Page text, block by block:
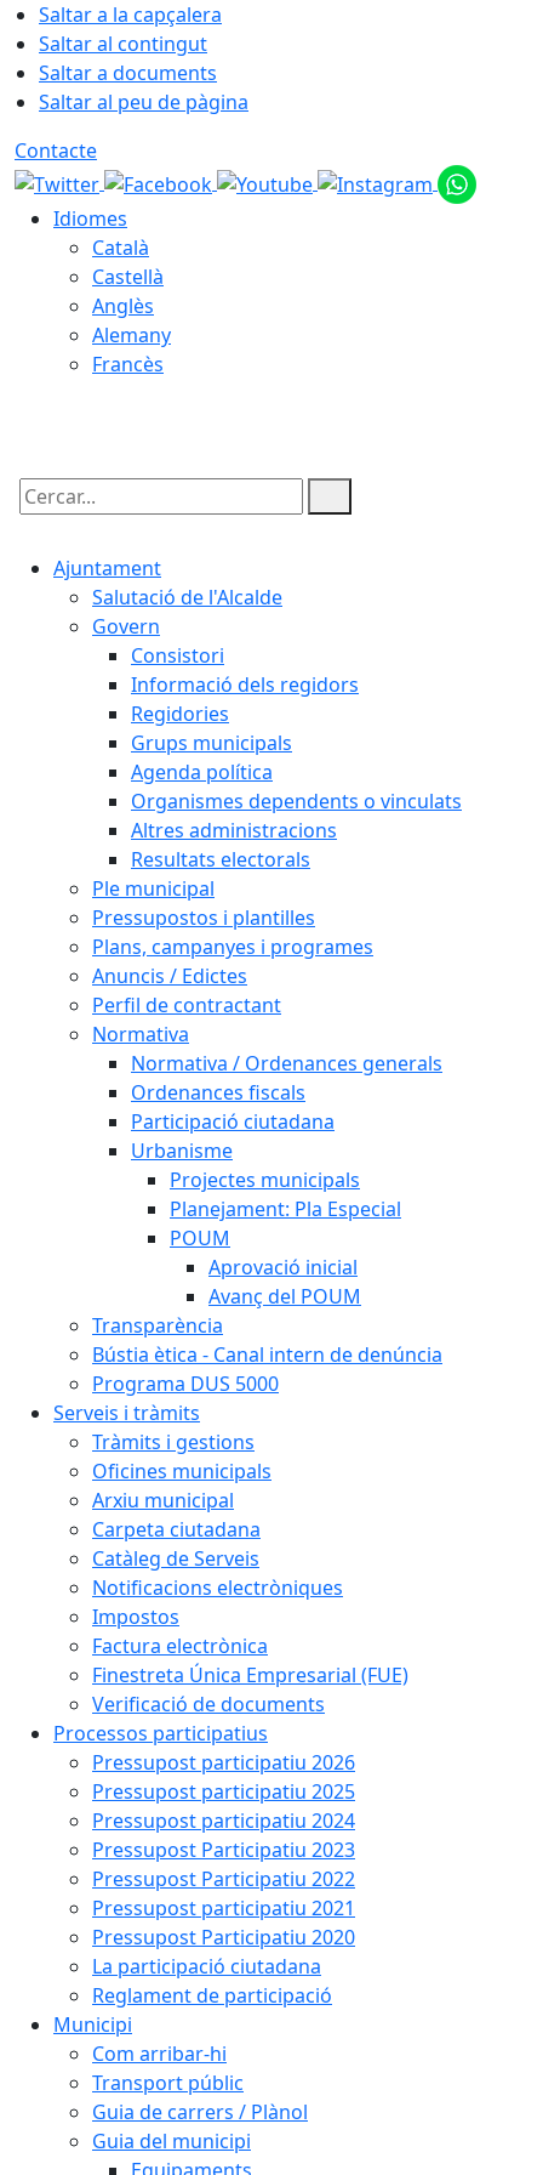
Saltar a la capçalera
Saltar al contingut
Saltar a documents
Saltar al peu de pàgina
Contacte
Idiomes
Català
Castellà
Anglès
Alemany
Francès
Cercar:
Ajuntament
Salutació de l'Alcalde
Govern
Consistori
Informació dels regidors
Regidories
Grups municipals
Agenda política
Organismes dependents o vinculats
Altres administracions
Resultats electorals
Ple municipal
Pressupostos i plantilles
Plans, campanyes i programes
Anuncis / Edictes
Perfil de contractant
Normativa
Normativa / Ordenances generals
Ordenances fiscals
Participació ciutadana
Urbanisme
Projectes municipals
Planejament: Pla Especial
POUM
Aprovació inicial
Avanç del POUM
Transparència
Bústia ètica - Canal intern de denúncia
Programa DUS 5000
Serveis i tràmits
Tràmits i gestions
Oficines municipals
Arxiu municipal
Carpeta ciutadana
Catàleg de Serveis
Notificacions electròniques
Impostos
Factura electrònica
Finestreta Única Empresarial (FUE)
Verificació de documents
Processos participatius
Pressupost participatiu 2026
Pressupost participatiu 2025
Pressupost participatiu 2024
Pressupost Participatiu 2023
Pressupost Participatiu 2022
Pressupost participatiu 2021
Pressupost Participatiu 2020
La participació ciutadana
Reglament de participació
Municipi
Com arribar-hi
Transport públic
Guia de carrers / Plànol
Guia del municipi